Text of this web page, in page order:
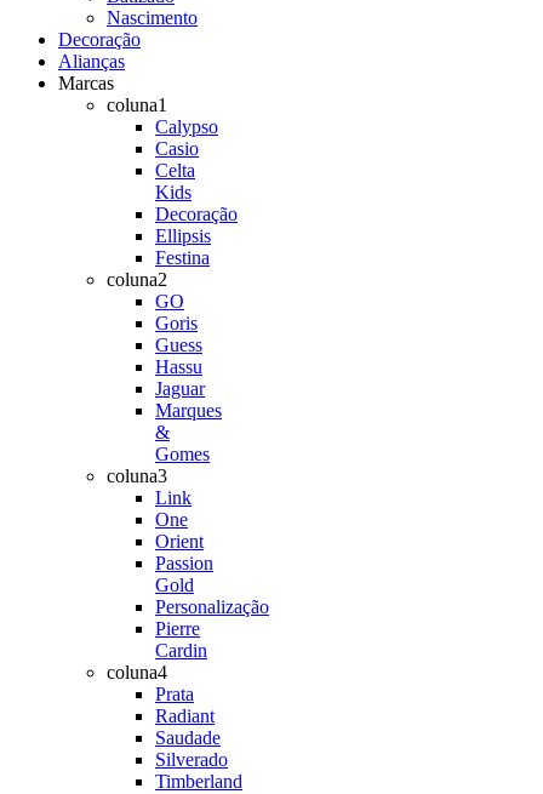
Nascimento
Decoração
Alianças
Marcas
coluna1
Calypso
Casio
Celta
Kids
Decoração
Ellipsis
Festina
coluna2
GO
Goris
Guess
Hassu
Jaguar
Marques
&
Gomes
coluna3
Link
One
Orient
Passion
Gold
Personalização
Pierre
Cardin
coluna4
Prata
Radiant
Saudade
Silverado
Timberland